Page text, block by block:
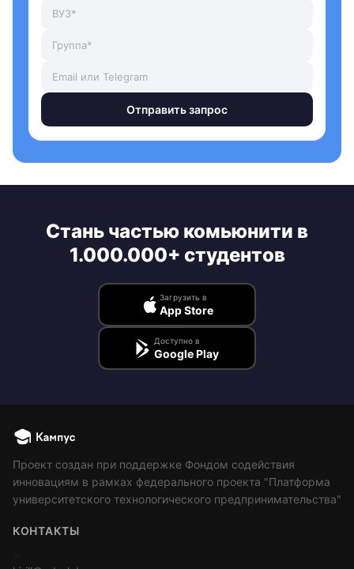
Отправить запрос
Стань частью комьюнити в
1.000.000+ студентов
Загрузить в
App Store
Доступно в
Google Play
Проект создан при поддержке Фондом содействия
инновациям в рамках федерального проекта "Платформа
университетского технологического предпринимательства"
КОНТАКТЫ
>